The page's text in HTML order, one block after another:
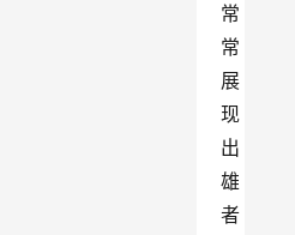
常
常
展
现
出
雄
者